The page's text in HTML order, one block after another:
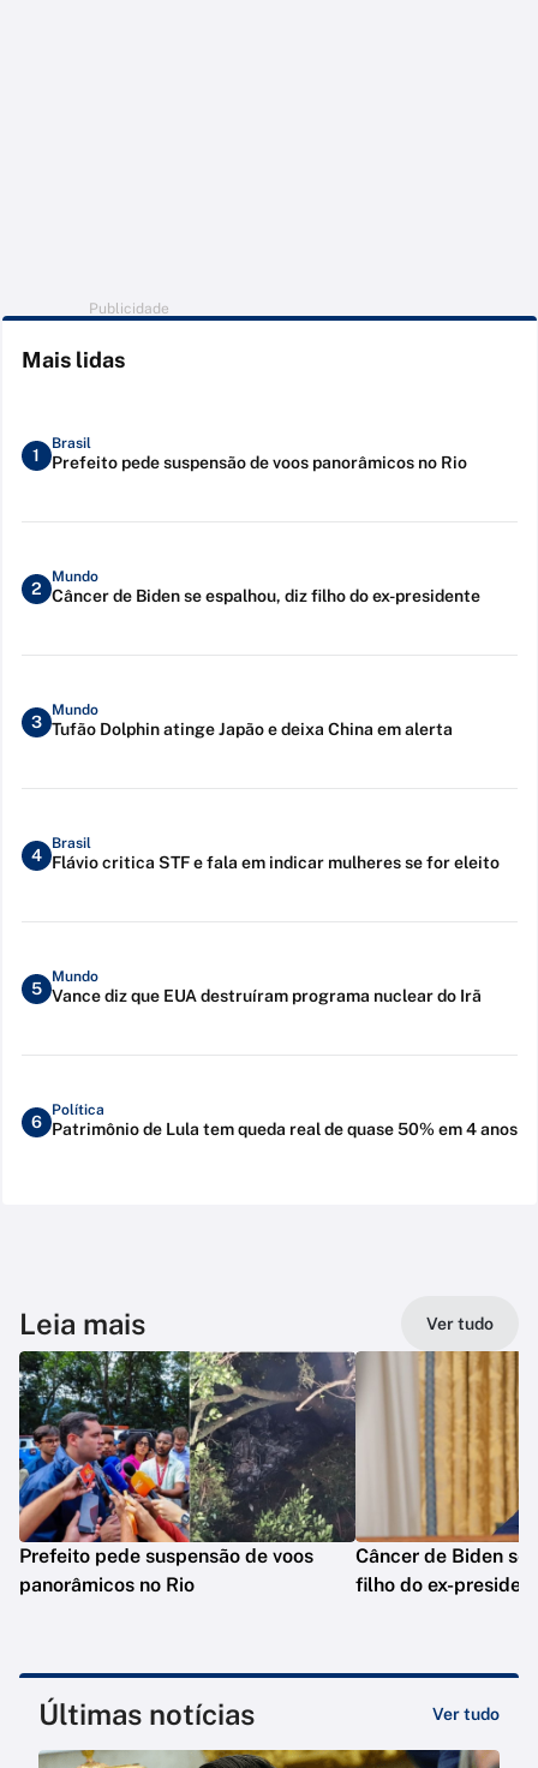
Publicidade
Mais lidas
1
Brasil
Prefeito pede suspensão de voos panorâmicos no Rio
2
Mundo
Câncer de Biden se espalhou, diz filho do ex-presidente
3
Mundo
Tufão Dolphin atinge Japão e deixa China em alerta
4
Brasil
Flávio critica STF e fala em indicar mulheres se for eleito
5
Mundo
Vance diz que EUA destruíram programa nuclear do Irã
6
Política
Patrimônio de Lula tem queda real de quase 50% em 4 anos
Leia mais Ver tudo
Prefeito pede suspensão de voos
panorâmicos no Rio
Câncer de Biden se
filho do ex-
Últimas notícias Ver tudo